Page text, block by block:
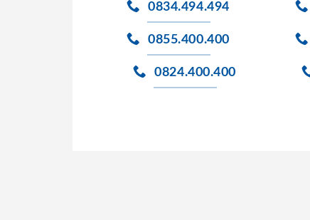
0834.494.494
0855.400.400
0824.400.400